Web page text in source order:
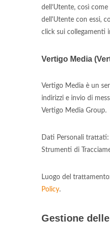
dell’Utente, così come
dell'Utente con essi,
click sui collegamenti
Vertigo Media
Vertigo Media è un
indirizzi e invio di
Vertigo Media Group.
Dati Personali
Strumenti di
Luogo del
Policy.
Gestione